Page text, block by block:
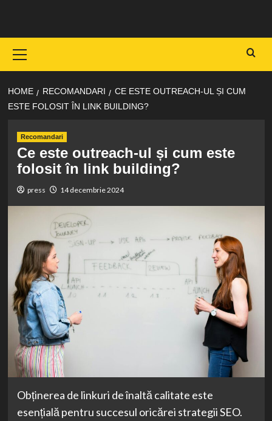
content
Menu
HOME RECOMANDARI
CE ESTE OUTREACH-UL ȘI CUM
ESTE FOLOSIT ÎN LINK BUILDING?
Recomandari
Ce este outreach-ul și cum este
folosit în link building?
press 14 decembrie 2024
Obținerea de linkuri de înaltă calitate este
esențială pentru succesul oricărei strategii SEO.